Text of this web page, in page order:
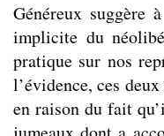
Généreux suggère
implicite du
pratique sur nos
l’évidence, ces
en raison du fait